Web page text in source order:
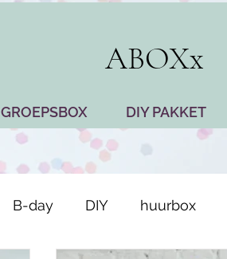
ABOXx
GROEPSBOX DIY PAKKET
B-day DIY huurbox